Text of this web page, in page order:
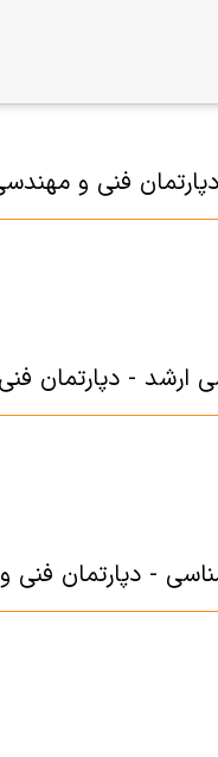
فنی و
ارشد - دپارتمان
- دپارتمان فنی